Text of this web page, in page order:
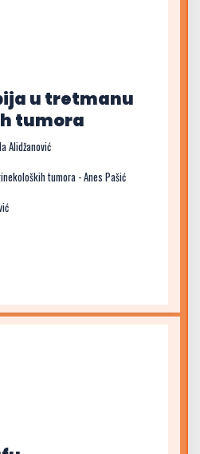
u tretmanu
tumora
Alidžanović
tumora - Anes Pašić